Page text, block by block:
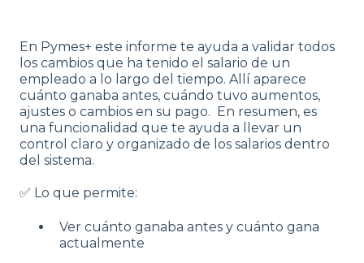
En Pymes+ este informe te ayuda a validar todos
los cambios que ha tenido el salario de un
empleado a lo largo del tiempo. Allí aparece
cuánto ganaba antes, cuándo tuvo aumentos,
ajustes o cambios en su pago. En resumen, es
una funcionalidad que te ayuda a llevar un
control claro y organizado de los salarios dentro
del sistema.
✅ Lo que permite:
Ver cuánto ganaba antes y cuánto gana
actualmente